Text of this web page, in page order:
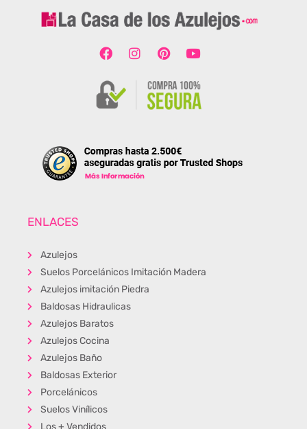
ENLACES
Azulejos
Suelos Porcelánicos Imitación Madera
Azulejos imitación Piedra
Baldosas Hidraulicas
Azulejos Baratos
Azulejos Cocina
Azulejos Baño
Baldosas Exterior
Porcelánicos
Suelos Vinílicos
Los + Vendidos